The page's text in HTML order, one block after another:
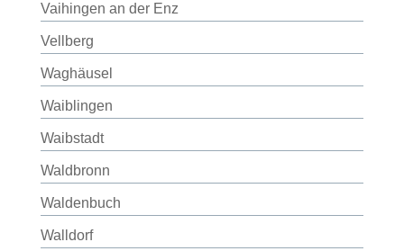
Vaihingen an der Enz
Vellberg
Waghäusel
Waiblingen
Waibstadt
Waldbronn
Waldenbuch
Walldorf